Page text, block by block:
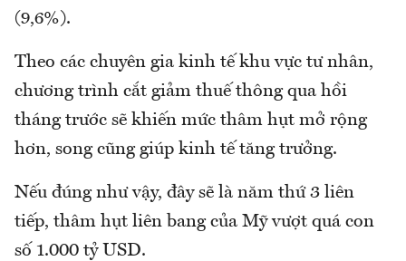
(9,6%).
Theo các chuyên gia kinh tế khu vực tư nhân,
chương trình cắt giảm thuế thông qua hồi
tháng trước sẽ khiến mức thâm hụt mở rộng
hơn, song cũng giúp kinh tế tăng trưởng.
Nếu đúng như vậy, đây sẽ là năm thứ 3 liên
tiếp, thâm hụt liên bang của Mỹ vượt quá con
số 1.000 tỷ USD.